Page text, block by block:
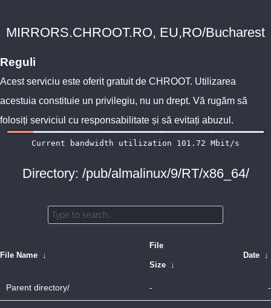
MIRRORS.CHROOT.RO, EU,RO/Bucharest
Reguli
Acest serviciu este oferit gratuit de CHROOT. Utilizarea
acestuia constituie un privilegiu, nu un drept. Vă rugăm să
folosiți serviciul cu responsabilitate și să evitați abuzul.
Directory: /pub/almalinux/9/RT/x86_64/
File Name ↓
File
Size ↓
Date ↓
Parent directory/ - -